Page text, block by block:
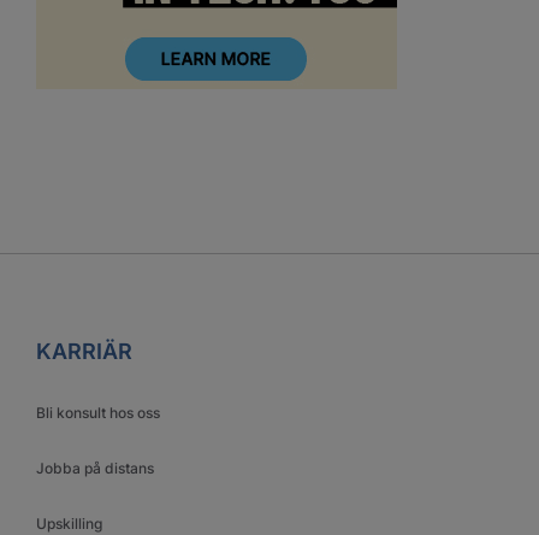
KARRIÄR
Bli konsult hos oss
Jobba på distans
Upskilling